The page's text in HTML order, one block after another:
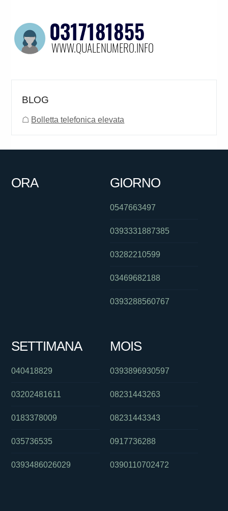
BLOG
☖ Bolletta telefonica elevata
ORA GIORNO
0547663497
0393331887385
03282210599
03469682188
0393288560767
SETTIMANA
040418829
03202481611
0183378009
035736535
0393486026029
MOIS
0393896930597
08231443263
08231443343
0917736288
0390110702472